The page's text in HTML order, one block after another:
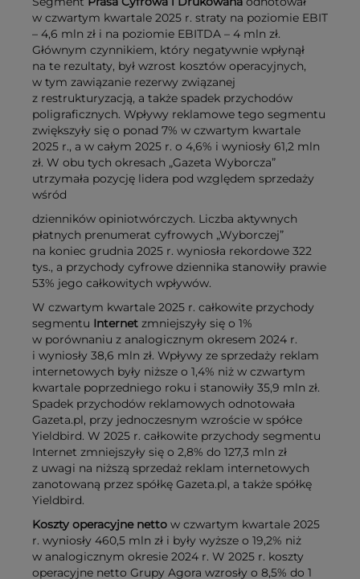
w czwartym kwartale 2025 r. straty na poziomie EBIT
– 4,6 mln zł i na poziomie EBITDA – 4 mln zł.
Głównym czynnikiem, który negatywnie wpłynął
na te rezultaty, był wzrost kosztów operacyjnych,
w tym zawiązanie rezerwy związanej
z restrukturyzacją, a także spadek przychodów
poligraficznych. Wpływy reklamowe tego segmentu
zwiększyły się o ponad 7% w czwartym kwartale
2025 r., a w całym 2025 r. o 4,6% i wyniosły 61,2 mln
zł. W obu tych okresach „Gazeta Wyborcza”
utrzymała pozycję lidera pod względem sprzedaży
wśród
dzienników opiniotwórczych. Liczba aktywnych
płatnych prenumerat cyfrowych „Wyborczej”
na koniec grudnia 2025 r. wyniosła rekordowe 322
tys., a przychody cyfrowe dziennika stanowiły prawie
53% jego całkowitych wpływów.
W czwartym kwartale 2025 r. całkowite przychody
segmentu Internet zmniejszyły się o 1%
w porównaniu z analogicznym okresem 2024 r.
i wyniosły 38,6 mln zł. Wpływy ze sprzedaży reklam
internetowych były niższe o 1,4% niż w czwartym
kwartale poprzedniego roku i stanowiły 35,9 mln zł.
Spadek przychodów reklamowych odnotowała
Gazeta.pl, przy jednoczesnym wzroście w spółce
Yieldbird. W 2025 r. całkowite przychody segmentu
Internet zmniejszyły się o 2,8% do 127,3 mln zł
z uwagi na niższą sprzedaż reklam internetowych
zanotowaną przez spółkę Gazeta.pl, a także spółkę
Yieldbird.
Koszty operacyjne netto w czwartym kwartale 2025
r. wyniosły 460,5 mln zł i były wyższe o 19,2% niż
w analogicznym okresie 2024 r. W 2025 r. koszty
operacyjne netto Grupy Agora wzrosły o 8,5% do 1